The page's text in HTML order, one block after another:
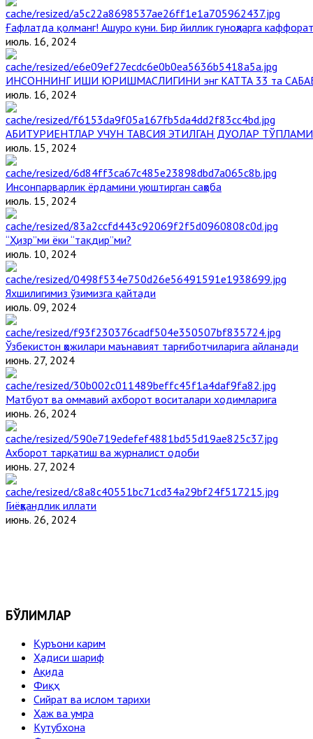
Ғафлатда қолманг! Ашуро куни. Бир йиллик гуноҳларга
июль. 16, 2024
ИНСОННИНГ ИШИ ЮРИШМАСЛИГИНИ энг КАТТА 33 та
июль. 16, 2024
АБИТУРИЕНТЛАР УЧУН ТАВСИЯ ЭТИЛГАН ДУОЛАР ТЎПЛАМИ
июль. 15, 2024
Инсонпарварлик ёрдамини уюштирган саҳоба
июль. 15, 2024
“Ҳизр”ми ёки “тақдир”ми?
июль. 10, 2024
Яхшилигимиз ўзимизга қайтади
июль. 09, 2024
Ўзбекистон ҳожилари маънавият тарғиботчиларига айланади
июнь. 27, 2024
Матбуот ва оммавий ахборот воситалари ходимларига
июнь. 26, 2024
Ахборот тарқатиш ва журналист одоби
июнь. 27, 2024
Гиёҳвандлик иллати
июнь. 26, 2024
БЎЛИМЛАР
Қуръони карим
Ҳадиси шариф
Ақида
Фиқҳ
Сийрат ва ислом тарихи
Ҳаж ва умра
Кутубхона